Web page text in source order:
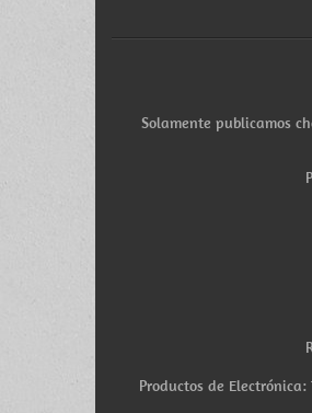
Solamente publicamos
Productos de